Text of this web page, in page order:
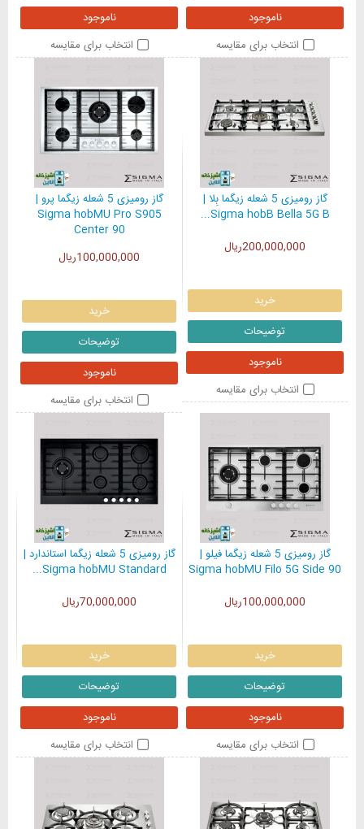
ناموجود
انتخاب برای مقایسه
ناموجود
انتخاب برای مقایسه
گاز رومیزی 5 شعله زیگما بِلا |
Sigma hobB Bella 5G B...
200,000,000ریال
خرید
توضیحات
ناموجود
انتخاب برای مقایسه
گاز رومیزی 5 شعله زیگما پرو |
Sigma hobMU Pro S905
Center 90
100,000,000ریال
خرید
توضیحات
ناموجود
انتخاب برای مقایسه
گاز رومیزی 5 شعله زیگما فیلو |
Sigma hobMU Filo 5G Side 90
100,000,000ریال
خرید
توضیحات
ناموجود
انتخاب برای مقایسه
گاز رومیزی 5 شعله زیگما استاندارد |
Sigma hobMU Standard...
70,000,000ریال
خرید
توضیحات
ناموجود
انتخاب برای مقایسه